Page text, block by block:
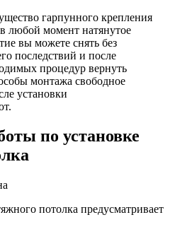
гарпунного крепления
любой момент натянутое
вы можете снять без
последствий и после
процедур вернуть
монтажа свободное
установки
по установке
потолка предусматривает